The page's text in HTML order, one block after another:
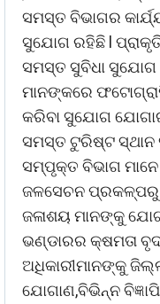
ସମସ୍ତ ବିଭାଗର
ସୁଯୋଗ ରହିଛି l
ସମସ୍ତ ସୁବିଧା ସୁଯୋଗ
ମାନଙ୍କରେ
କରିବା ସୁଯୋଗ
ସମସ୍ତ ଟୁରିଷ୍ଟ ସ୍ଥାନ
ସମ୍ପୃକ୍ତ ବିଭାଗ
ଜଳସେଚନ ପ୍ରକଳ୍ପରୁ
ଜଳାଶୟ ମାନଙ୍କୁ
ଭଣ୍ଡାରର କ୍ଷମତା
ଅଧିକାରୀମାନଙ୍କୁ
ଯୋଗାଣ,ବିଭିନ୍ନ